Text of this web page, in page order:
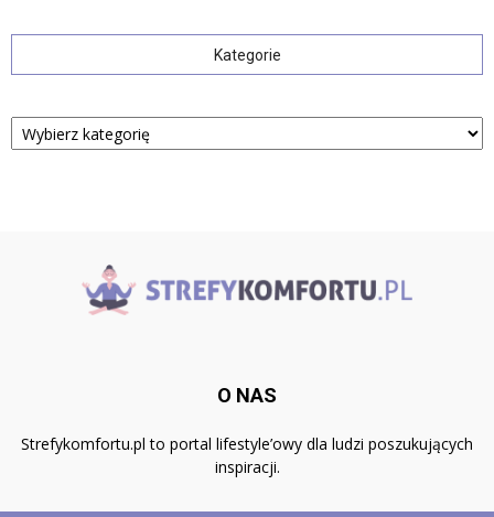
Kategorie
Kategorie
O NAS
Strefykomfortu.pl to portal lifestyle’owy dla ludzi poszukujących
inspiracji.